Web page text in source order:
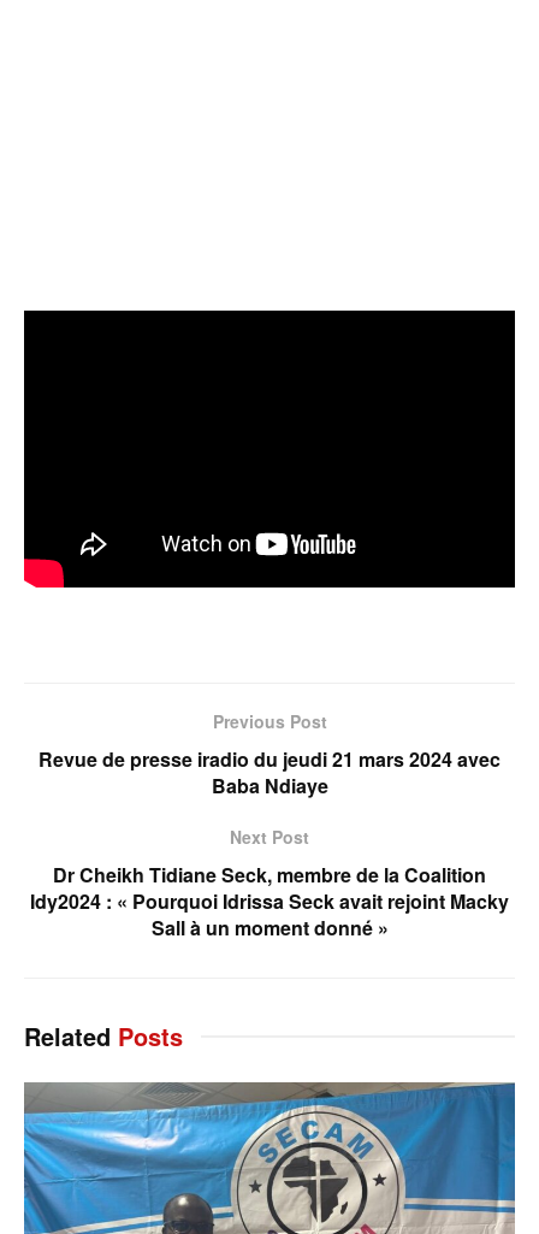
Previous Post
Revue de presse iradio du jeudi 21 mars 2024 avec
Baba Ndiaye
Next Post
Dr Cheikh Tidiane Seck, membre de la Coalition
Idy2024 : « Pourquoi Idrissa Seck avait rejoint Macky
Sall à un moment donné »
Related Posts